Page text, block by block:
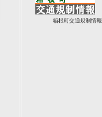
箱根町交通規制情報